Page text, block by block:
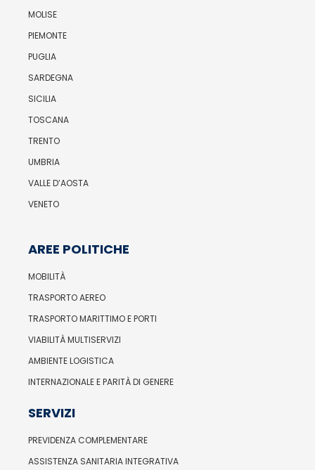
MOLISE
PIEMONTE
PUGLIA
SARDEGNA
SICILIA
TOSCANA
TRENTO
UMBRIA
VALLE D’AOSTA
VENETO
AREE POLITICHE
MOBILITÀ
TRASPORTO AEREO
TRASPORTO MARITTIMO E PORTI
VIABILITÀ MULTISERVIZI
AMBIENTE LOGISTICA
INTERNAZIONALE E PARITÀ DI GENERE
SERVIZI
PREVIDENZA COMPLEMENTARE
ASSISTENZA SANITARIA INTEGRATIVA